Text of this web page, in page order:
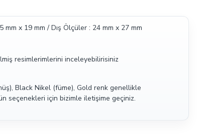
mm x 19 mm / Dış Ölçüler : 24 mm x 27 mm
resimlerimlerini inceleyebilirisiniz
Black Nikel (füme), Gold renk genellikle
seçenekleri için bizimle iletişime geçiniz.